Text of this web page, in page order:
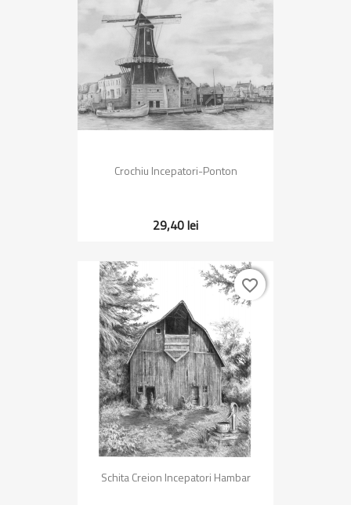
Crochiu Incepatori-Ponton
29,40 lei
Schita Creion Incepatori Hambar
favorite_border
favorite_border